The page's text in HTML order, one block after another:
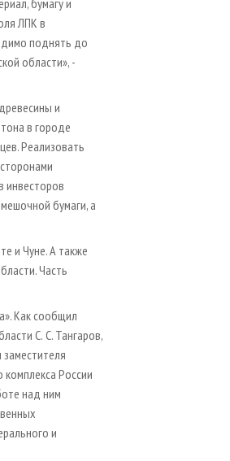
ЛПК в
поднять до
области», -
и
в городе
Реализовать
инвесторов
бумаги, а
и Чуне. А также
Часть
Как сообщил
С. С. Тангаров,
России
над ним
и